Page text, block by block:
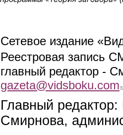
Сетевое издание
Реестровая запись
главный редактор -
gazeta@vidsboku.com
Главный
Смирнова,